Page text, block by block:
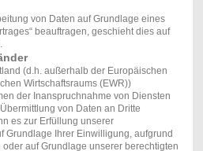
von Daten auf Grundlage eines
beauftragen, geschieht dies auf
(d.h. außerhalb der Europäischen
Wirtschaftsraums (EWR))
der Inanspruchnahme von Diensten
von Daten an Dritte
es zur Erfüllung unserer
Grundlage Ihrer Einwilligung, aufgrund
auf Grundlage unserer berechtigten